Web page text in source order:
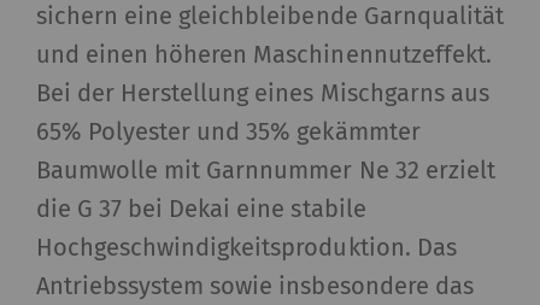
sichern eine gleichbleibende Garnqualität
und einen höheren Maschinennutzeffekt.
Bei der Herstellung eines Mischgarns aus
65% Polyester und 35% gekämmter
Baumwolle mit Garnnummer Ne 32 erzielt
die G 37 bei Dekai eine stabile
Hochgeschwindigkeitsproduktion. Das
Antriebssystem sowie insbesondere das